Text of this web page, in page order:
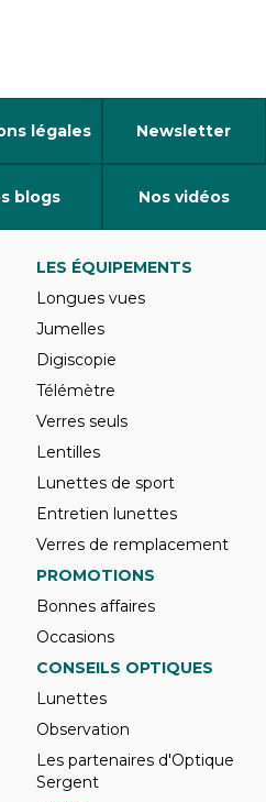
légales Newsletter
blogs Nos vidéos
LES ÉQUIPEMENTS
Longues vues
Jumelles
Digiscopie
Télémètre
Verres seuls
Lentilles
Lunettes de sport
Entretien lunettes
Verres de remplacement
PROMOTIONS
Bonnes affaires
Occasions
CONSEILS OPTIQUES
Lunettes
Observation
Les partenaires d'Optique
Sergent